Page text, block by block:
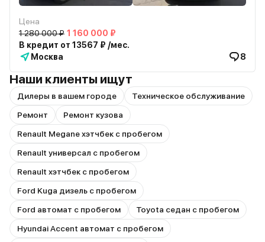
Цена
1 280 000 ₽ 1 160 000 ₽
В кредит от 13567 ₽ /мес.
Москва
8
Наши клиенты ищут
Дилеры в вашем городе
Техническое обслуживание
Ремонт
Ремонт кузова
Renault Megane хэтчбек с пробегом
Renault универсал с пробегом
Renault хэтчбек с пробегом
Ford Kuga дизель с пробегом
Ford автомат с пробегом
Toyota седан с пробегом
Hyundai Accent автомат с пробегом